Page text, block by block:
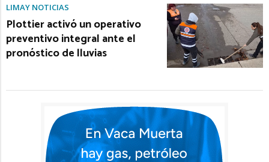
LIMAY NOTICIAS
Plottier activó un operativo
preventivo integral ante el
pronóstico de lluvias